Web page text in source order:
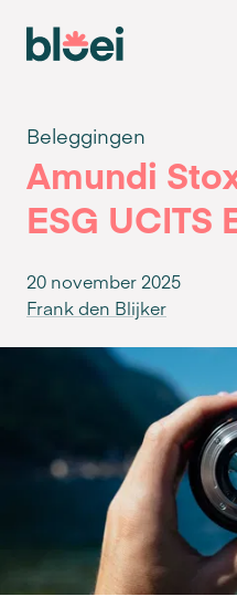
Beleggingen
Amundi
ESG UCITS
Frank den Blijker
20 november 2025